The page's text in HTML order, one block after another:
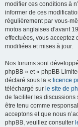
modifier ces conditions à
informer de ces
régulièrement par vous-
motos anglaises d'avant
effectuées, vous acceptez
modifiées et mises à jour.
Nos forums sont
phpBB » et « phpBB
déclaré sous la « licence
téléchargé sur le site de
de faciliter les discussions
être tenu comme
acceptons et que nous
phpBB, veuillez consulter